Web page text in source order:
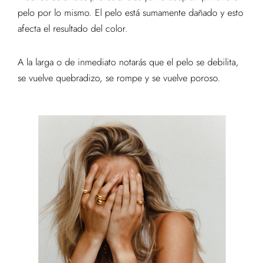
pelo por lo mismo. El pelo está sumamente dañado y esto
afecta el resultado del color.
A la larga o de inmediato notarás que el pelo se debilita,
se vuelve quebradizo, se rompe y se vuelve poroso.